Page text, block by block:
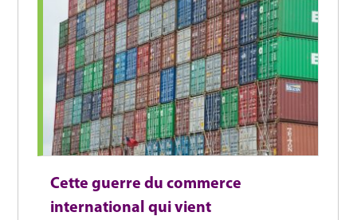
Cette guerre du commerce
international qui vient